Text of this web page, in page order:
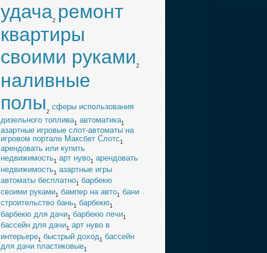
удача2 ремонт
квартиры
своими руками 2
наливные
полы 2
cферы использования
дизельного топлива1 автоматика1
азартные игровые слот-автоматы на
игровом портале Максбет Слотс 1
арендовать или купить
недвижимость1 арт нуво1 арендовать
недвижимость1 азартные игры
автоматы бесплатно1 барбекю
своими руками1 бампер на авто1 бани
строительство бань1 барбекю1
барбекю для дачи1 барбекю печи1
бассейн для дачи1 арт нуво в
интерьере1 быстрый доход1 бассейн
для дачи пластиковые1